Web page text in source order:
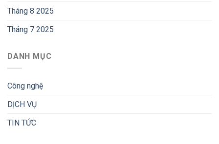
Tháng 8 2025
Tháng 7 2025
DANH MỤC
Công nghệ
DỊCH VỤ
TIN TỨC